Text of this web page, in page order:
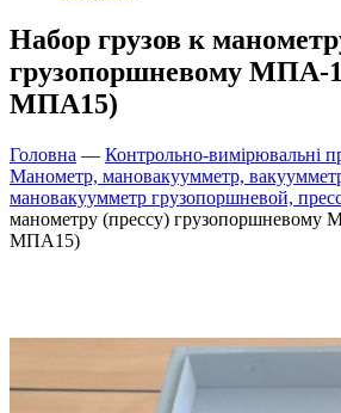
Набор грузов к
грузопоршневому
МПА15)
Головна — Контрольно-вимірювальні
Манометр, мановакуумметр,
мановакуумметр грузопоршневой,
манометру (прессу)
МПА15)